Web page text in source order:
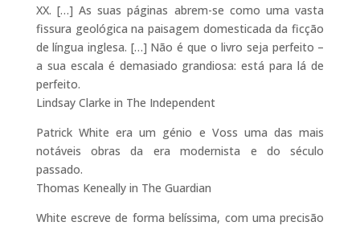
XX. […] As suas páginas abrem-se como uma vasta
fissura geológica na paisagem domesticada da ficção
de língua inglesa. […] Não é que o livro seja perfeito –
a sua escala é demasiado grandiosa: está para lá de
perfeito.
Lindsay Clarke in The Independent
Patrick White era um génio e Voss uma das mais
notáveis obras da era modernista e do século
passado.
Thomas Keneally in The Guardian
White escreve de forma belíssima, com uma precisão